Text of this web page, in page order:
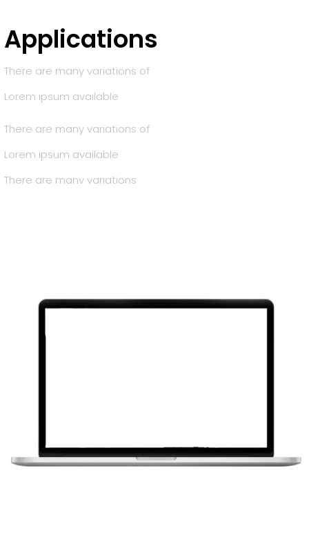
Applications
There are many variations of
Lorem ipsum available
There are many variations of
Lorem ipsum available
There are many variations